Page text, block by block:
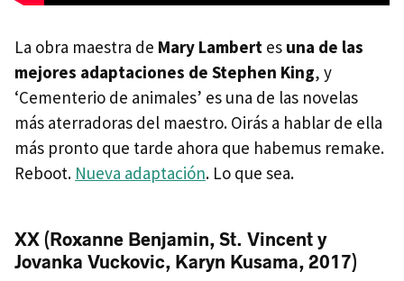
La obra maestra de Mary Lambert es una de las
mejores adaptaciones de Stephen King, y
‘Cementerio de animales’ es una de las novelas
más aterradoras del maestro. Oirás a hablar de ella
más pronto que tarde ahora que habemus remake.
Reboot. Nueva adaptación. Lo que sea.
XX (Roxanne Benjamin, St. Vincent y
Jovanka Vuckovic, Karyn Kusama, 2017)